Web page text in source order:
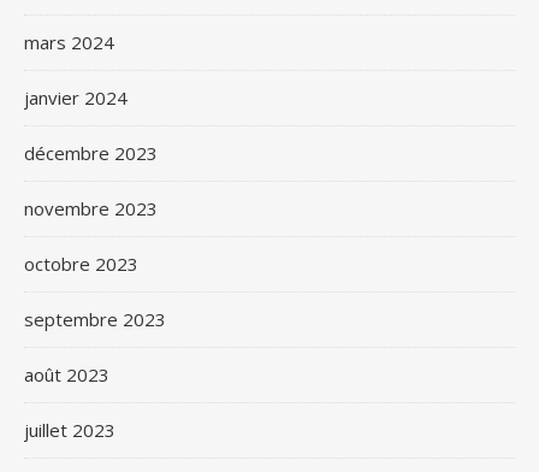
mars 2024
janvier 2024
décembre 2023
novembre 2023
octobre 2023
septembre 2023
août 2023
juillet 2023